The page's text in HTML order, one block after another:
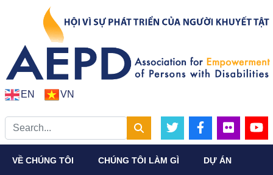
EN VN
VỀ CHÚNG TÔI CHÚNG TÔI LÀM GÌ DỰ ÁN